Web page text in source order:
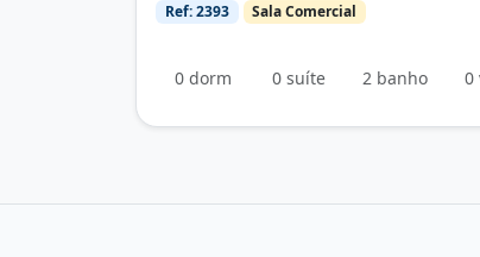
Ref: 2393 Sala Comercial
0 dorm 0 suíte 2 banho 0